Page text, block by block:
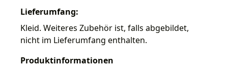
Lieferumfang:
Kleid. Weiteres Zubehör ist, falls abgebildet,
nicht im Lieferumfang enthalten.
Produktinformationen